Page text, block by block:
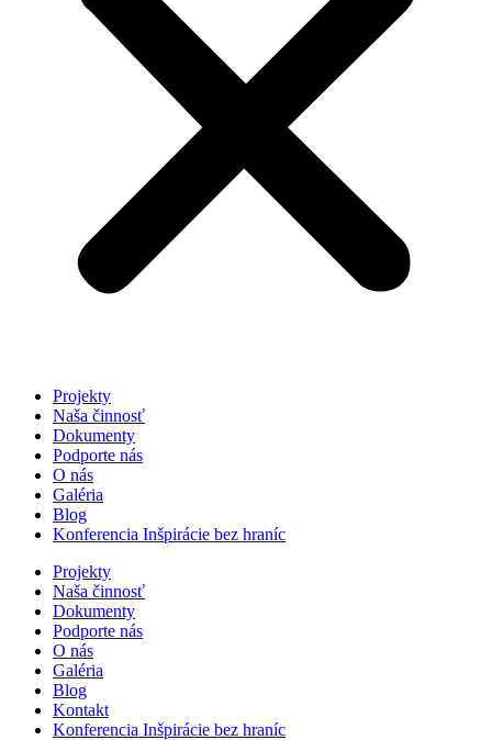
Projekty
Naša činnosť
Dokumenty
Podporte nás
O nás
Galéria
Blog
Konferencia Inšpirácie bez hraníc
Projekty
Naša činnosť
Dokumenty
Podporte nás
O nás
Galéria
Blog
Kontakt
Konferencia Inšpirácie bez hraníc